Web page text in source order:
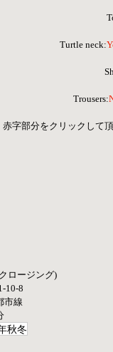
Turtle neck:
Trousers:
赤字部分をクリックして
ロージング)
10-8
市線
秋冬